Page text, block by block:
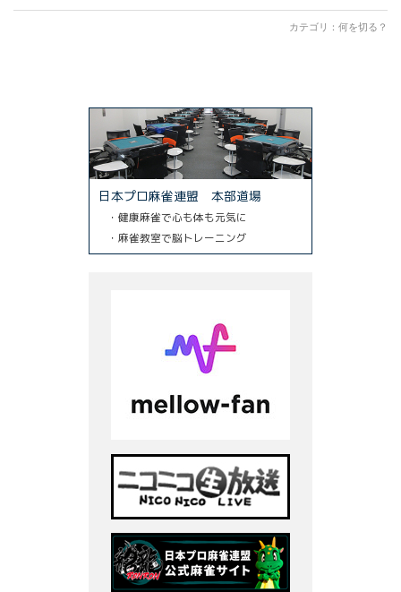
カテゴリ： 何を切る？
日本プロ麻雀連盟 本部道場
・健康麻雀で心も体も元気に
・麻雀教室で脳トレーニング